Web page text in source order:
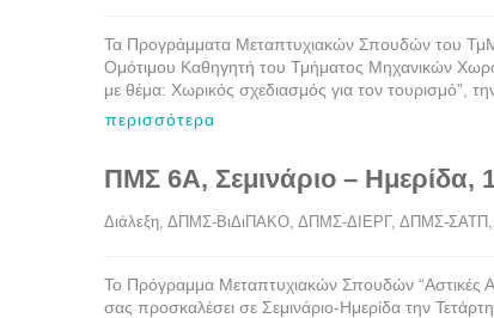
Τα Προγράμματα Μεταπτυχιακών Σπουδών του
Ομότιμου Καθηγητή του Τμήματος Μηχανικών
με θέμα: Χωρικός σχεδιασμός για τον
περισσότερα
ΠΜΣ 6Α, Σεμινάριο – Ημερίδα,
Διάλεξη, ΔΠΜΣ-ΒιΔιΠΑΚΟ, ΔΠΜΣ-ΔΙΕΡΓ, ΔΠΜΣ-ΣΑΤΠ ,
Το Πρόγραμμα Μεταπτυχιακών Σπουδών “Αστικές
σας προσκαλέσει σε Σεμινάριο-Ημερίδα την